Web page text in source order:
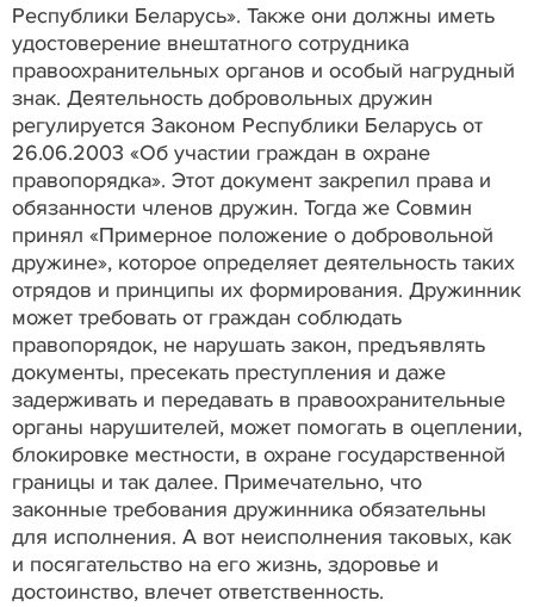
Республики Беларусь». Также они должны иметь
удостоверение внештатного сотрудника
правоохранительных органов и особый нагрудный
знак. Деятельность добровольных дружин
регулируется Законом Республики Беларусь от
26.06.2003 «Об участии граждан в охране
правопорядка». Этот документ закрепил права и
обязанности членов дружин. Тогда же Совмин
принял «Примерное положение о добровольной
дружине», которое определяет деятельность таких
отрядов и принципы их формирования. Дружинник
может требовать от граждан соблюдать
правопорядок, не нарушать закон, предъявлять
документы, пресекать преступления и даже
задерживать и передавать в правоохранительные
органы нарушителей, может помогать в оцеплении,
блокировке местности, в охране государственной
границы и так далее. Примечательно, что
законные требования дружинника обязательны
для исполнения. А вот неисполнения таковых, как
и посягательство на его жизнь, здоровье и
достоинство, влечет ответственность.